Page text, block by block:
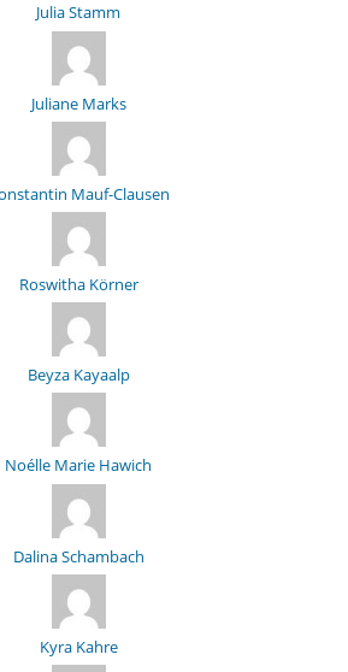
Julia Stamm
Juliane Marks
Mauf-Clausen
Roswitha Körner
Beyza Kayaalp
Noélle Marie Hawich
Dalina Schambach
Kyra Kahre